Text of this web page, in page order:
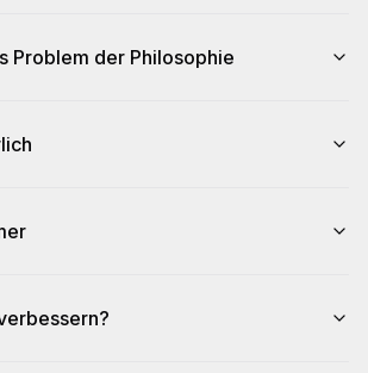
Problem der Philosophie